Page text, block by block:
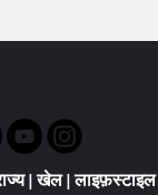
|खेल|लाइफ़स्टाइल